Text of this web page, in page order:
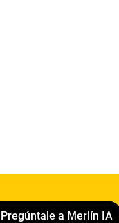
Pregúntale a Merlín IA